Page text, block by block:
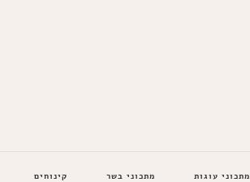
מתכוני עוגות מתכוני בשר קינוחים